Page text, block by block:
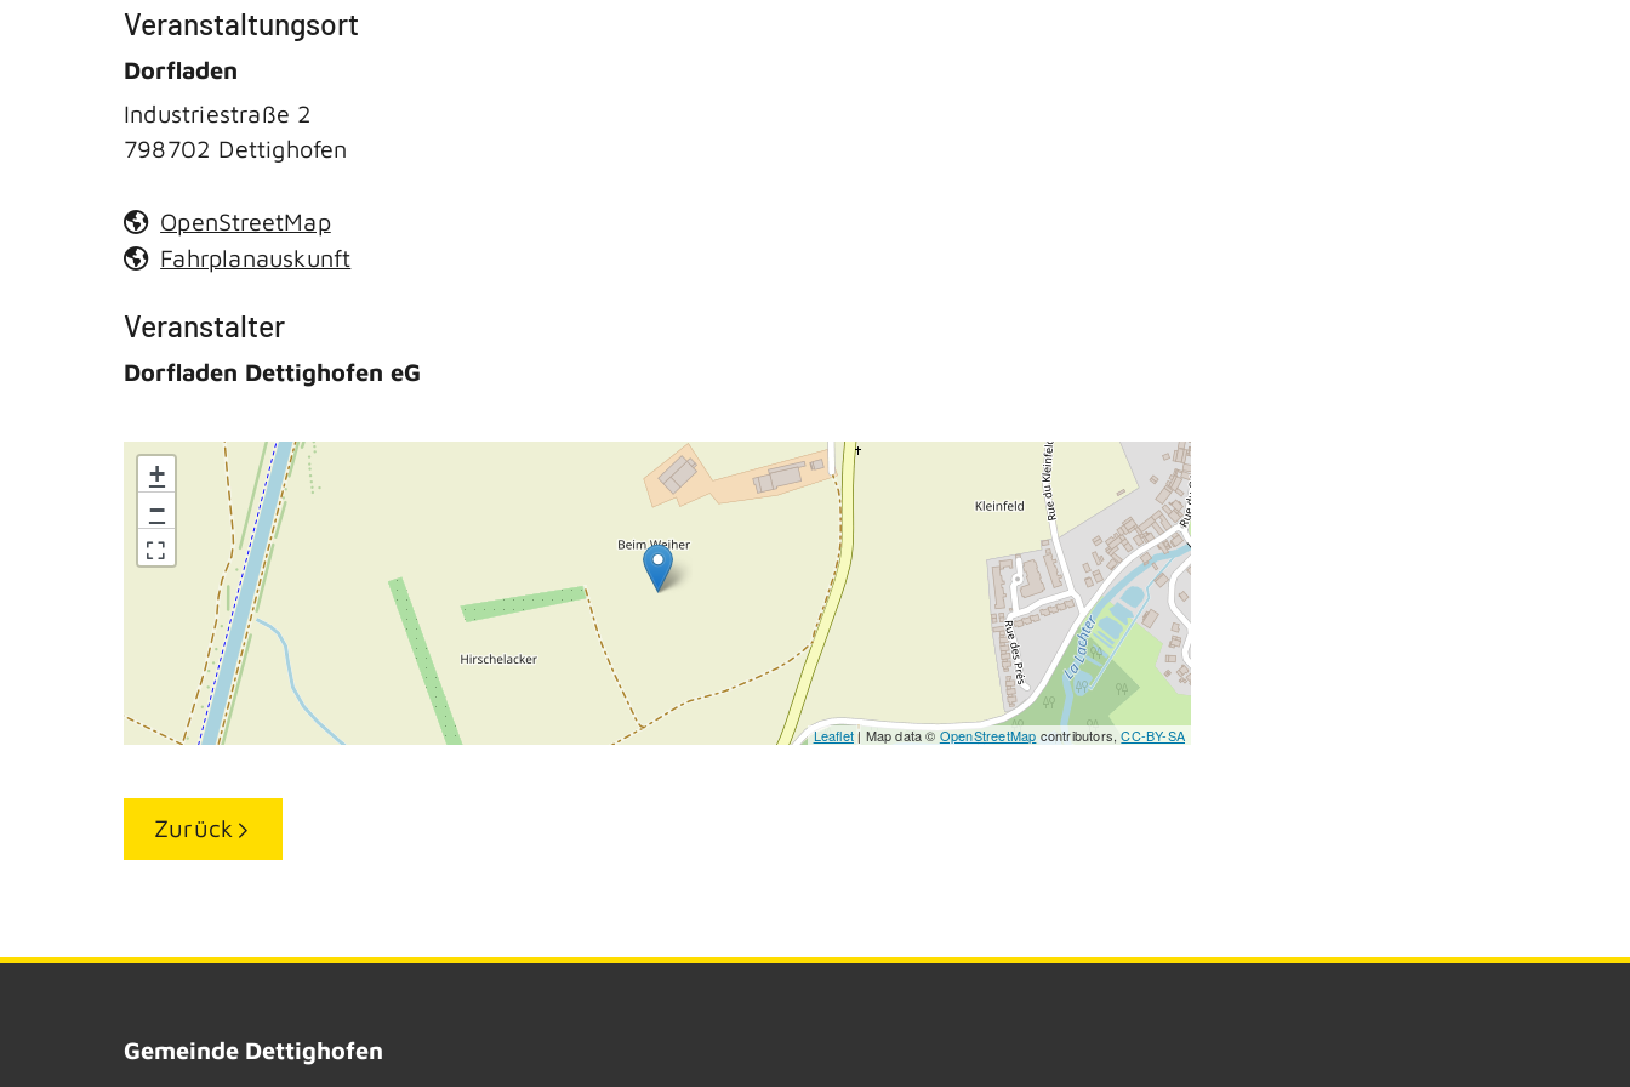
+
−
Leaflet| Map data ©OpenStreetMap contributors,CC-BY-SA
Veranstaltungsort
Dorfladen
Industriestraße 2
798702 Dettighofen
OpenStreetMap
Fahrplanauskunft
Veranstalter
Dorfladen Dettighofen eG
Zurück
Gemeinde Dettighofen